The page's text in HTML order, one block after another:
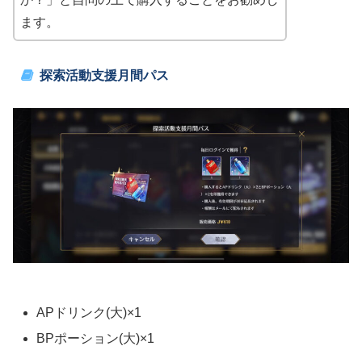
ます。
探索活動支援月間パス
APドリンク(大)×1
BPポーション(大)×1